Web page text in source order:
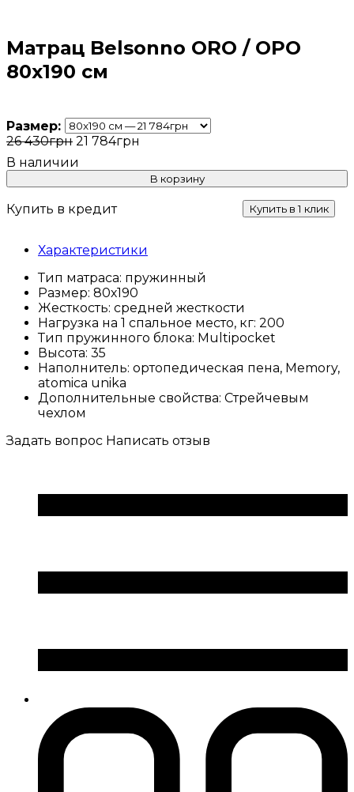
Матрац Belsonno ORO / ОРО
80x190 см
Размер:
26 430грн 21 784грн
В корзину
Купить в кредит Купить в 1 клик
Характеристики
Тип матраса: пружинный
Размер: 80х190
Жесткость: средней жесткости
Нагрузка на 1 спальное место, кг: 200
Тип пружинного блока: Multipocket
Высота: 35
Наполнитель: ортопедическая пена, Memory,
atomica unika
Дополнительные свойства: Стрейчевым
чехлом
Задать вопрос Написать отзыв